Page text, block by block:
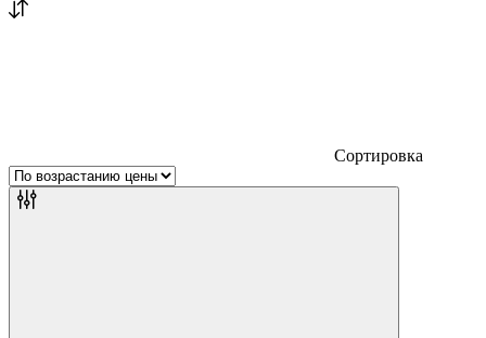
Сортировка